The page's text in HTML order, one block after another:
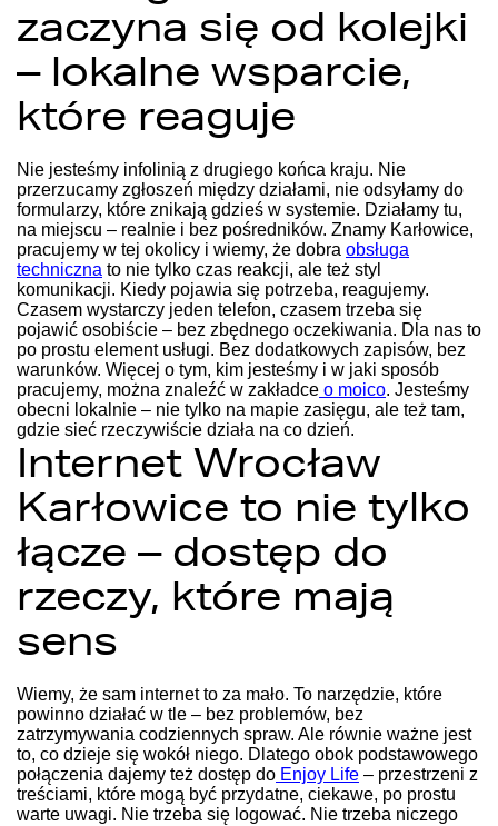
zaczyna się od kolejki
– lokalne wsparcie,
które reaguje
Nie jesteśmy infolinią z drugiego końca kraju. Nie
przerzucamy zgłoszeń między działami, nie odsyłamy do
formularzy, które znikają gdzieś w systemie. Działamy tu,
na miejscu – realnie i bez pośredników. Znamy Karłowice,
pracujemy w tej okolicy i wiemy, że dobra obsługa
techniczna to nie tylko czas reakcji, ale też styl
komunikacji. Kiedy pojawia się potrzeba, reagujemy.
Czasem wystarczy jeden telefon, czasem trzeba się
pojawić osobiście – bez zbędnego oczekiwania. Dla nas to
po prostu element usługi. Bez dodatkowych zapisów, bez
warunków. Więcej o tym, kim jesteśmy i w jaki sposób
pracujemy, można znaleźć w zakładce o moico. Jesteśmy
obecni lokalnie – nie tylko na mapie zasięgu, ale też tam,
gdzie sieć rzeczywiście działa na co dzień.
Internet Wrocław
Karłowice to nie tylko
łącze – dostęp do
rzeczy, które mają
sens
Wiemy, że sam internet to za mało. To narzędzie, które
powinno działać w tle – bez problemów, bez
zatrzymywania codziennych spraw. Ale równie ważne jest
to, co dzieje się wokół niego. Dlatego obok podstawowego
połączenia dajemy też dostęp do Enjoy Life – przestrzeni z
treściami, które mogą być przydatne, ciekawe, po prostu
warte uwagi. Nie trzeba się logować. Nie trzeba niczego